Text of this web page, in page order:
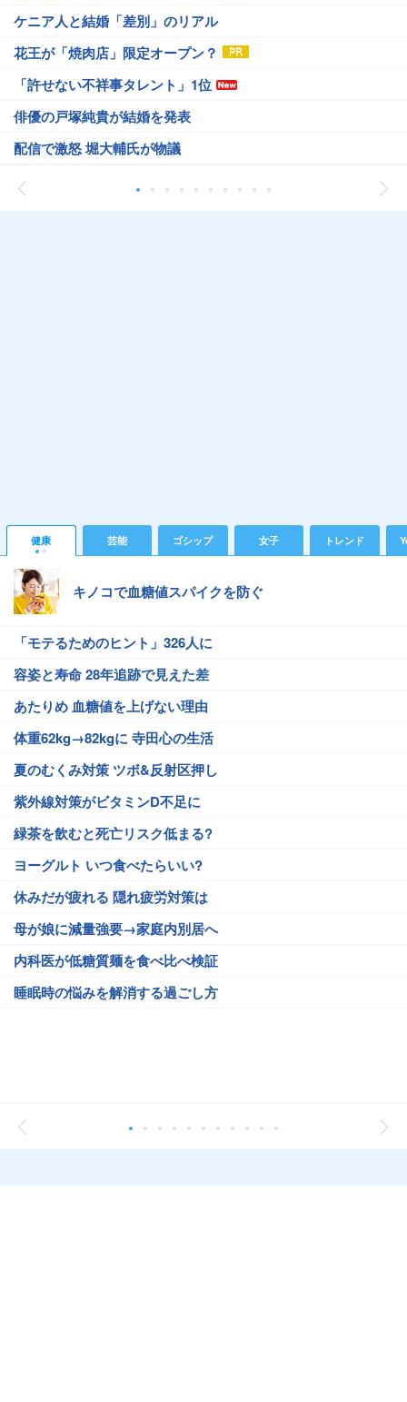
ケニア人と結婚「差別」のリアル
花王が「焼肉店」限定オープン？
「許せない不祥事タレント」1位
俳優の戸塚純貴が結婚を発表
配信で激怒 堀大輔氏が物議
健康 芸能 ゴシップ 女子 トレンド
キノコで血糖値スパイクを防ぐ
「モテるためのヒント」326人に
容姿と寿命 28年追跡で見えた差
あたりめ 血糖値を上げない理由
体重62kg→82kgに 寺田心の生活
夏のむくみ対策 ツボ&反射区押し
紫外線対策がビタミンD不足に
緑茶を飲むと死亡リスク低まる?
ヨーグルト いつ食べたらいい?
休みだが疲れる 隠れ疲労対策は
母が娘に減量強要→家庭内別居へ
内科医が低糖質麺を食べ比べ検証
睡眠時の悩みを解消する過ごし方